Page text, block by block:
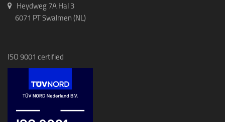
Heydweg 7A Hal 3
6071 PT Swalmen (NL)
ISO 9001 certified